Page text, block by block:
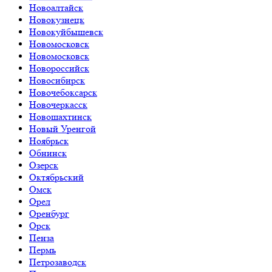
Новоалтайск
Новокузнецк
Новокуйбышевск
Новомосковск
Новомосковск
Новороссийск
Новосибирск
Новочебоксарск
Новочеркасск
Новошахтинск
Новый Уренгой
Ноябрьск
Обнинск
Озерск
Октябрьский
Омск
Орел
Оренбург
Орск
Пенза
Пермь
Петрозаводск